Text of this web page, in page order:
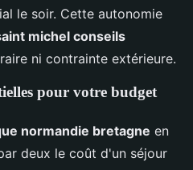
le soir. Cette autonomie
michel conseils
ni contrainte extérieure.
pour votre budget
normandie bretagne en
deux le coût d'un séjour